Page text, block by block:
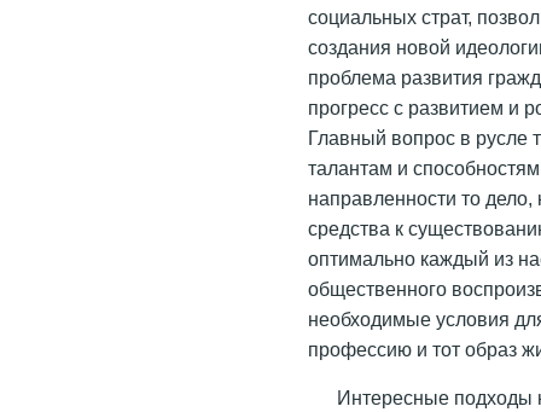
социальных страт,
создания новой
проблема развития
прогресс с развитием и
Главный вопрос в русле
талантам и
направленности то дело,
средства к
оптимально каждый из
общественного
необходимые условия
профессию и тот образ
Интересные подходы